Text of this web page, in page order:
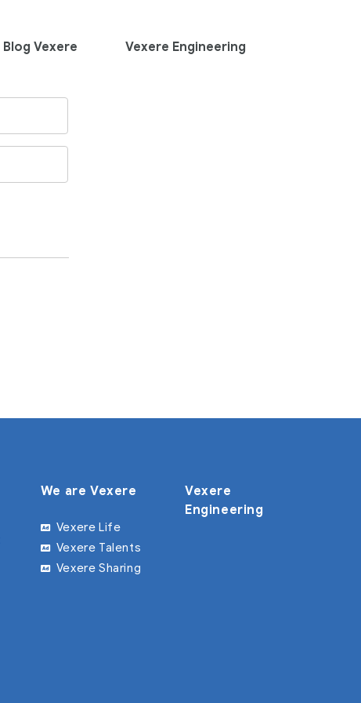
Blog Vexere Vexere Engineering
We are Vexere
Vexere Life
Vexere Talents
Vexere Sharing
Vexere
Engineering